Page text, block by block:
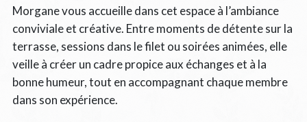
Morgane vous accueille dans cet espace à l’ambiance
conviviale et créative. Entre moments de détente sur la
terrasse, sessions dans le filet ou soirées animées, elle
veille à créer un cadre propice aux échanges et à la
bonne humeur, tout en accompagnant chaque membre
dans son expérience.